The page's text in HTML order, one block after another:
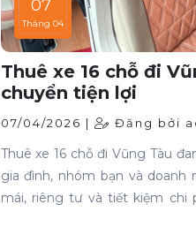
07
Tháng 04
Thuê xe 16 chỗ đi
chuyển tiện lợi
07/04/2026 | Đăng bởi
Thuê xe 16 chỗ đi Vũng Tàu
gia đình, nhóm bạn và
mái, riêng tư và tiết kiệm chi